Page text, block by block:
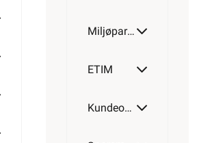
Miljøparametere
ETIM
Kundeomtale